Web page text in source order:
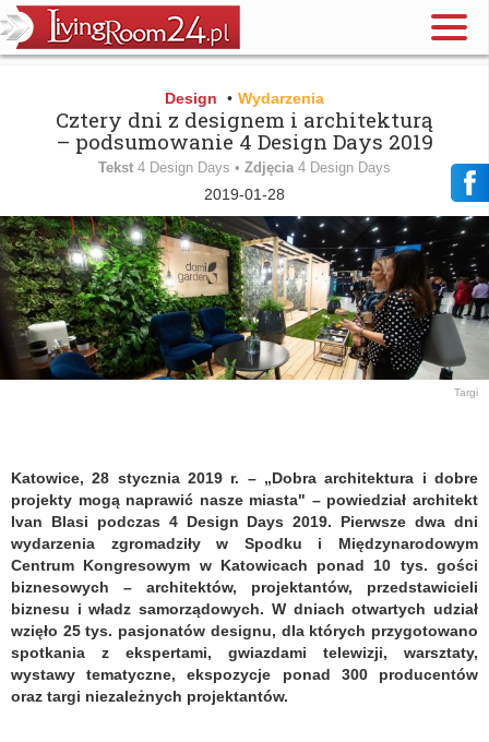
Design • Wydarzenia
Cztery dni z designem i architekturą
– podsumowanie 4 Design Days 2019
Tekst 4 Design Days • Zdjęcia 4 Design Days
2019-01-28
Targi
Katowice, 28 stycznia 2019 r. – „Dobra architektura i dobre
projekty mogą naprawić nasze miasta" – powiedział architekt
Ivan Blasi podczas 4 Design Days 2019. Pierwsze dwa dni
wydarzenia zgromadziły w Spodku i Międzynarodowym
Centrum Kongresowym w Katowicach ponad 10 tys. gości
biznesowych – architektów, projektantów, przedstawicieli
biznesu i władz samorządowych. W dniach otwartych udział
wzięło 25 tys. pasjonatów designu, dla których przygotowano
spotkania z ekspertami, gwiazdami telewizji, warsztaty,
wystawy tematyczne, ekspozycje ponad 300 producentów
oraz targi niezależnych projektantów.